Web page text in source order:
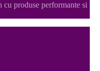
produse performante si